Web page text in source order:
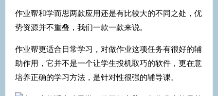
作业帮和学而思两款应用还是有比较大的不同之处，优
势资源并不重叠，我们一款一款来说。
作业帮更适合日常学习，对做作业这项任务有很好的辅
助作用，它并不是一个让学生投机取巧的软件，更在意
培养正确的学习方法，是针对性很强的辅导课。